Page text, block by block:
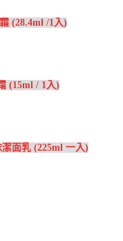
(28.4ml /1入)
(15ml / 1入)
面乳 (225ml 一入)